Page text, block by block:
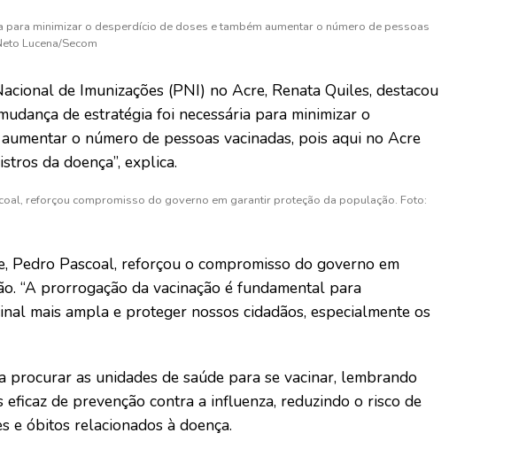
para minimizar o desperdício de doses e também aumentar o número de pessoas
Lucena/Secom
de Imunizações (PNI) no Acre, Renata Quiles, destacou
de estratégia foi necessária para minimizar o
o número de pessoas vacinadas, pois aqui no Acre
da doença”, explica.
reforçou compromisso do governo em garantir proteção da população. Foto:
Pedro Pascoal, reforçou o compromisso do governo em
“A prorrogação da vacinação é fundamental para
mais ampla e proteger nossos cidadãos, especialmente os
procurar as unidades de saúde para se vacinar, lembrando
eficaz de prevenção contra a influenza, reduzindo o risco de
e óbitos relacionados à doença.